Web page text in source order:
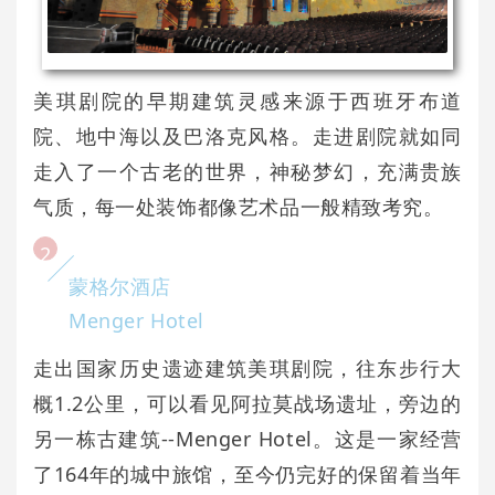
美琪剧院的早期建筑灵感来源于西班牙布道
院、地中海以及巴洛克风格。走进剧院就如同
走入了一个古老的世界，神秘梦幻，充满贵族
气质，每一处装饰都像艺术品一般精致考究。
2
蒙格尔酒店
Menger Hotel
走出国家历史遗迹建筑美琪剧院，往东步行大
概1.2公里，可以看见阿拉莫战场遗址，旁边的
另一栋古建筑--Menger Hotel。这是一家经营
了164年的城中旅馆，至今仍完好的保留着当年